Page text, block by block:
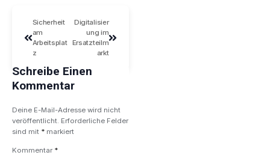
Sicherheit
am
Arbeitsplat
z
Digitalisier
ung im
Ersatzteilm
arkt
Schreibe Einen
Kommentar
Deine E-Mail-Adresse wird nicht
veröffentlicht. Erforderliche Felder
sind mit * markiert
Kommentar *